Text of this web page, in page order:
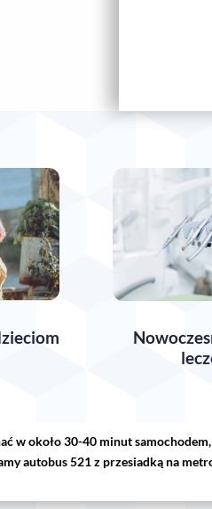
w około 30-40 minut
autobus 521 z przesiadką na